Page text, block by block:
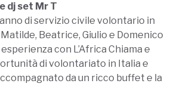
dj set Mr T
di servizio civile volontario in
Matilde, Beatrice, Giulio e Domenico
con L’Africa Chiama e
di volontariato in Italia e
da un ricco buffet e la